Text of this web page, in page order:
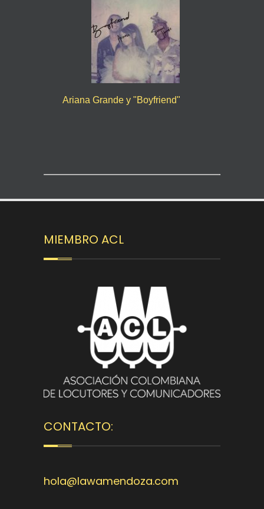
Ariana Grande y "Boyfriend"
MIEMBRO ACL
CONTACTO:
hola@lawamendoza.com